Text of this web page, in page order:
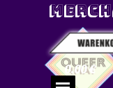
Direkt zum Seiteninhalt
0.00 €
Menü